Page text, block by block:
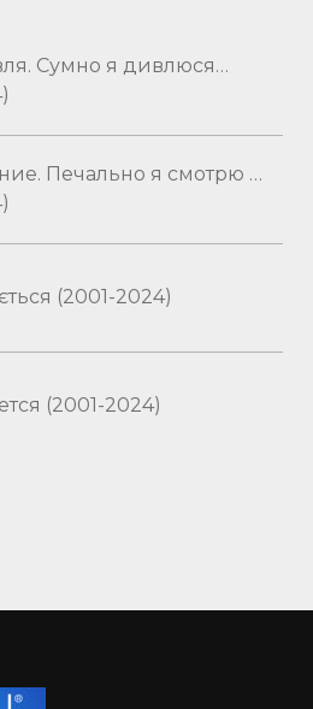
Сумно я дивлюся…
Печально я смотрю …
(2001-2024)
(2001-2024)